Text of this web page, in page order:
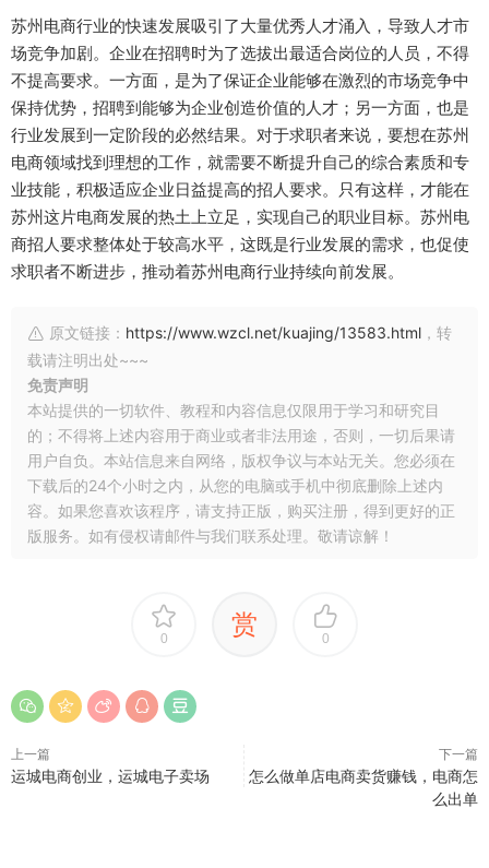
苏州电商行业的快速发展吸引了大量优秀人才涌入，导致人才市
场竞争加剧。企业在招聘时为了选拔出最适合岗位的人员，不得
不提高要求。一方面，是为了保证企业能够在激烈的市场竞争中
保持优势，招聘到能够为企业创造价值的人才；另一方面，也是
行业发展到一定阶段的必然结果。对于求职者来说，要想在苏州
电商领域找到理想的工作，就需要不断提升自己的综合素质和专
业技能，积极适应企业日益提高的招人要求。只有这样，才能在
苏州这片电商发展的热土上立足，实现自己的职业目标。苏州电
商招人要求整体处于较高水平，这既是行业发展的需求，也促使
求职者不断进步，推动着苏州电商行业持续向前发展。
原文链接： https://www.wzcl.net/kuajing/13583.html ，转
载请注明出处~~~
免责声明
本站提供的一切软件、教程和内容信息仅限用于学习和研究目
的；不得将上述内容用于商业或者非法用途，否则，一切后果请
用户自负。本站信息来自网络，版权争议与本站无关。您必须在
下载后的24个小时之内，从您的电脑或手机中彻底删除上述内
容。如果您喜欢该程序，请支持正版，购买注册，得到更好的正
版服务。如有侵权请邮件与我们联系处理。敬请谅解！
0 赏 0
上一篇
运城电商创业，运城电子卖场
下一篇
怎么做单店电商卖货赚钱，电商怎
么出单